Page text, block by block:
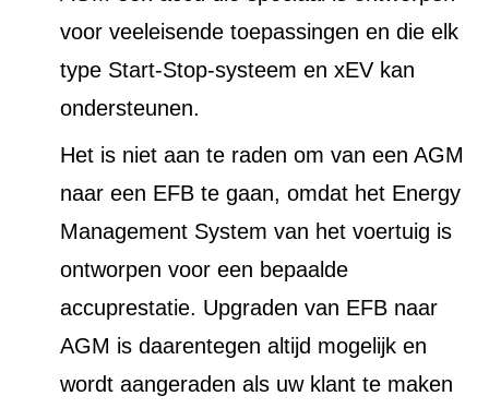
voor veeleisende toepassingen en die elk
type Start-Stop-systeem en xEV kan
ondersteunen.
Het is niet aan te raden om van een AGM
naar een EFB te gaan, omdat het Energy
Management System van het voertuig is
ontworpen voor een bepaalde
accuprestatie. Upgraden van EFB naar
AGM is daarentegen altijd mogelijk en
wordt aangeraden als uw klant te maken